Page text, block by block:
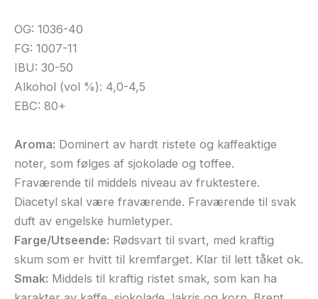
OG: 1036-40
FG: 1007-11
IBU: 30-50
Alkohol (vol %): 4,0-4,5
EBC: 80+
Aroma: Dominert av hardt ristete og kaffeaktige
noter, som følges af sjokolade og toffee.
Fraværende til middels niveau av fruktestere.
Diacetyl skal være fraværende. Fraværende til svak
duft av engelske humletyper.
Farge/Utseende: Rødsvart til svart, med kraftig
skum som er hvitt til kremfarget. Klar til lett tåket ok.
Smak: Middels til kraftig ristet smak, som kan ha